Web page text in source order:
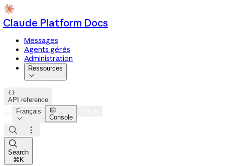
Claude Platform Docs
Messages
Agents gérés
Administration
Ressources


API reference
Français


Console



Search
⌘K